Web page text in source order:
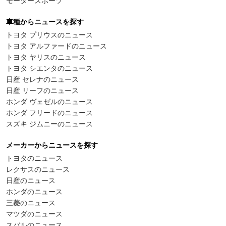
車種からニュースを探す
トヨタ プリウスのニュース
トヨタ アルファードのニュース
トヨタ ヤリスのニュース
トヨタ シエンタのニュース
日産 セレナのニュース
日産 リーフのニュース
ホンダ ヴェゼルのニュース
ホンダ フリードのニュース
スズキ ジムニーのニュース
メーカーからニュースを探す
トヨタのニュース
レクサスのニュース
日産のニュース
ホンダのニュース
三菱のニュース
マツダのニュース